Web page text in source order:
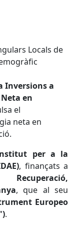
Locals de
Inversions a
en
el
neta en
per a la
, finançats a
, que al seu
Europeo
.